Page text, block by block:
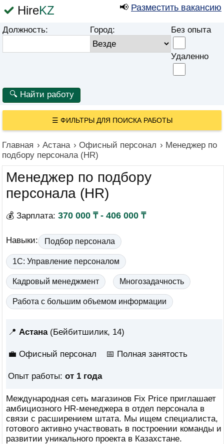
HireKZ 📢 Разместить вакансию
Должность: Город: Без опыта
Удаленно
☰ ФИЛЬТРЫ ДЛЯ ПОИСКА РАБОТЫ
Главная › Астана › Офисный персонал › Менеджер по
подбору персонала (HR)
Менеджер по подбору
персонала (HR)
💰 Зарплата: 370 000 ₸ - 406 000 ₸
Навыки: Подбор персонала
1С: Управление персоналом
Кадровый менеджмент Многозадачность
Работа с большим объемом информации
📍 Астана(Бейбитшилик, 14)
💼 Офисный персонал 📅 Полная занятость
Опыт работы: от 1 года
Международная сеть магазинов Fix Price приглашает
амбициозного HR-менеджера в отдел персонала в
связи с расширением штата. Мы ищем специалиста,
готового активно участвовать в построении команды и
развитии уникального проекта в Казахстане.